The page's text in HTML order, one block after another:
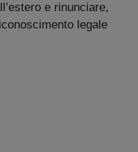
e rinunciare,
legale